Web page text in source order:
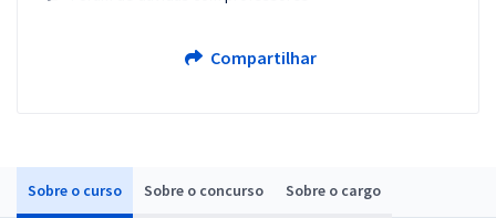
Sobre o curso Sobre o concurso Sobre o cargo
Compartilhar